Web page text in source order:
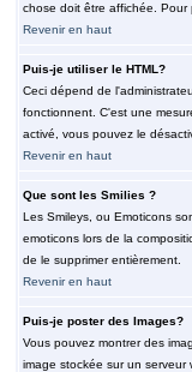
chose doit être affichée. Pour
Revenir en haut
Puis-je utiliser le HTML?
Ceci dépend de
fonctionnent. C'est une
activé, vous pouvez le
Revenir en haut
Que sont les Smilies ?
Les Smileys, ou Emoticons
emoticons lors de la
de le supprimer entièrement.
Revenir en haut
Puis-je poster des Images?
Vous pouvez montrer des
image stockée sur un serveur